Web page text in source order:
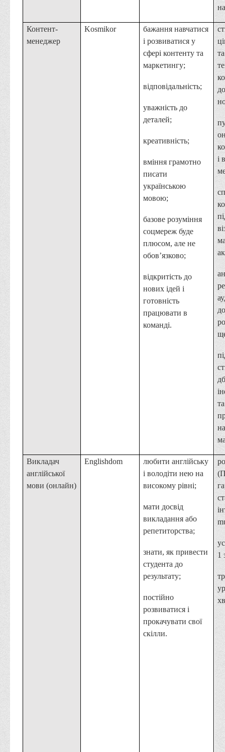
Контент-
менеджер
Kosmikor
бажання навчатися
і розвиватися у
сфері контенту та
маркетингу;
відповідальність;
уважність до
деталей;
креативність;
вміння грамотно
писати
українською
мовою;
базове розуміння
соцмереж буде
плюсом, але не
обов’язково;
відкритість до
нових ідей і
готовність
працювати в
команді.
і
та
Викладач
англійської
мови (онлайн)
Englishdom
любити англійську
і володіти нею на
високому рівні;
мати досвід
викладання або
репетиторства;
знати, як привести
студента до
результату;
постійно
розвиватися і
прокачувати свої
скілли.
1